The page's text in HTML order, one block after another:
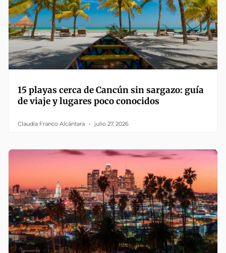
15 playas cerca de Cancún sin sargazo: guía
de viaje y lugares poco conocidos
Claudia Franco Alcántara julio 27, 2026